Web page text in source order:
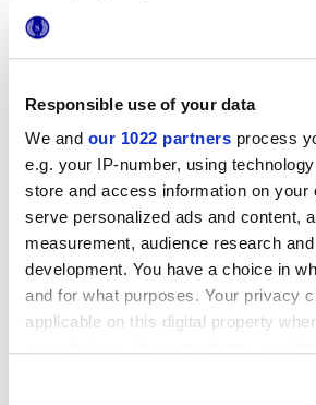
Responsible use of your data
We and our 1022 partners process
e.g. your IP-number, using
store and access information on your
serve personalized ads and content,
measurement, audience research
development. You have a choice in
and for what purposes. Your privacy
applicable on this digital property
armoniosamente con le tendenze
Elemento chiave della
delle collezioni Marca Corona di
Design e materiali: un
modernità
Ogni ambiente dell'hotel è stato
per trovare il perfetto equilibrio tra
moderno. La reception accoglie gli
disegni classici, reinterpretati, e un
Lavica lucida. I quattro piani di Casa
ciascuno un tema distintivo,
ceramiche Marca Corona di piccolo
e nei rispettivi ambienti bagno,
fondono armoniosamente in un
elegante.